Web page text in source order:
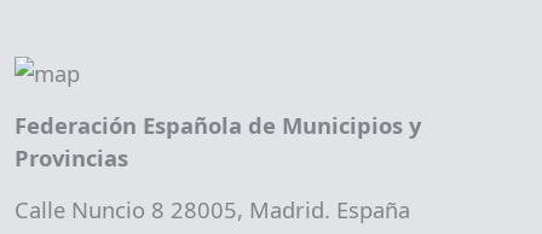
Federación Española de Municipios y
Provincias
Calle Nuncio 8 28005, Madrid. España